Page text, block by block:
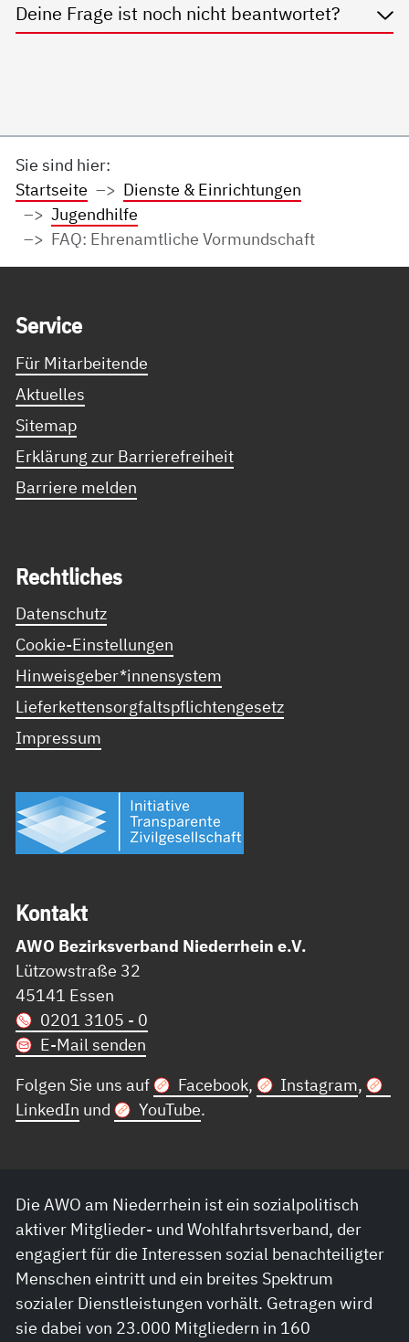
Deine Frage ist noch nicht beantwortet?
Sie sind hier:
Startseite
Dienste & Einrichtungen
Jugendhilfe
FAQ: Ehrenamtliche Vormundschaft
Ser­vice
Für Mitarbeitende
Aktuelles
Sitemap
Erklärung zur Barrierefreiheit
Barriere melden
Recht­li­ches
Datenschutz
Cookie-Einstellungen
Hinweisgeber*innensystem
Lieferkettensorgfaltspflichtengesetz
Impressum
Kon­takt
AWO Bezirksverband Niederrhein e.V.
Lützowstraße 32
45141 Essen
0201 3105 - 0
E-Mail senden
Folgen Sie uns auf
Facebook, Instagram,
LinkedIn und YouTube.
Die AWO am Niederrhein ist ein sozialpolitisch
aktiver Mitglieder- und Wohlfahrtsverband, der
engagiert für die Interessen sozial benachteiligter
Menschen eintritt und ein breites Spektrum
sozialer Dienstleistungen vorhält. Getragen wird
sie dabei von 23.000 Mitgliedern in 160